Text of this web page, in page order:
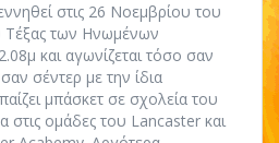
στις 26 Νοεμβρίου του
Τέξας των Ηνωμένων
και αγωνίζεται τόσο σαν
σέντερ με την ίδια
μπάσκετ σε σχολεία του
στις ομάδες του Lancaster και